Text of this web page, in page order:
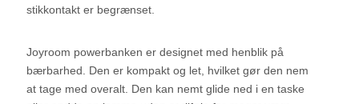
stikkontakt er begrænset.
Joyroom powerbanken er designet med henblik på
bærbarhed. Den er kompakt og let, hvilket gør den nem
at tage med overalt. Den kan nemt glide ned i en taske